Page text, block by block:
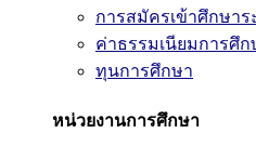
การสมัครเข้าศึกษา
ค่าธรรมเนียมการศึก
ทุนการศึกษา
หน่วยงานการศึกษา